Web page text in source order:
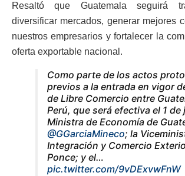
Resaltó que Guatemala seguirá
diversificar mercados, generar mejores
nuestros empresarios y fortalecer la
oferta exportable nacional.
Como parte de los actos
previos a la entrada en vigor
de Libre Comercio entre
Perú, que será efectiva el 1 de
Ministra de Economía de
@GGarciaMineco; la
Integración y Comercio
Ponce; y el…
pic.twitter.com/9vDExvwFnW